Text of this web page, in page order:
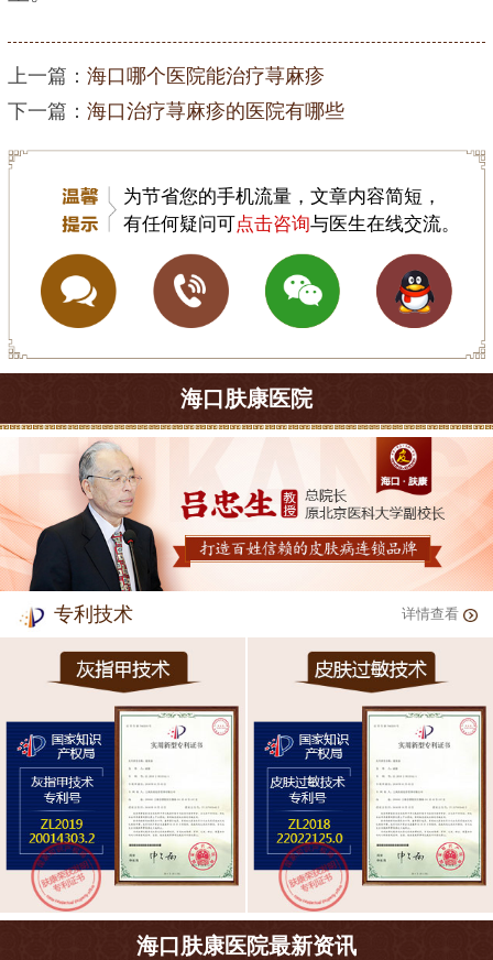
上一篇： 海口哪个医院能治疗荨麻疹
下一篇： 海口治疗荨麻疹的医院有哪些
为节省您的手机流量，文章内容简短，
有任何疑问可点击咨询与医生在线交流。
海口肤康医院
专利技术 详情查看
海口肤康医院最新资讯